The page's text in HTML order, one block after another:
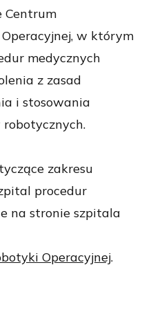
Centrum
w którym
medycznych
z zasad
i stosowania
zakresu
procedur
na stronie szpitala
Operacyjnej.